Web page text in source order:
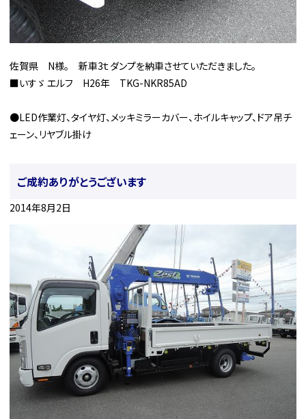
佐賀県 N様。 新車3ｔダンプを納車させていただきました。
■いすゞ エルフ H26年 TKG-NKR85AD
●LED作業灯、タイヤ灯、メッキミラーカバー、ホイルキャップ、ドア吊チ
ェーン、リヤブル掛け
ご成約ありがとうございます
2014年8月2日